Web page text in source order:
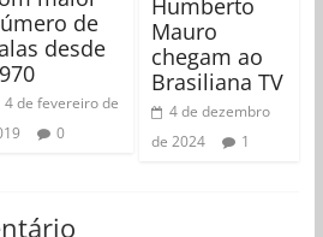
de
desde
4 de fevereiro de
0
Mauro
chegam ao
Brasiliana TV
4 de dezembro
de 2024
1